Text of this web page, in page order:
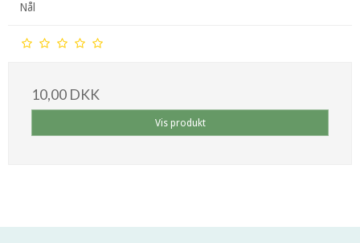
Nål
10,00 DKK
Vis produkt